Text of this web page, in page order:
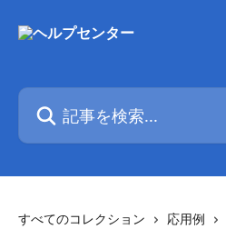
記事を検索...
すべてのコレクション 応用例